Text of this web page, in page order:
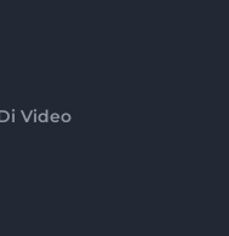
Video